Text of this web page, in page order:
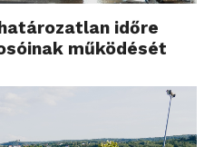
időre
működését